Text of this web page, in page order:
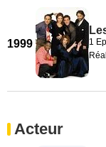
1999 1
Acteur